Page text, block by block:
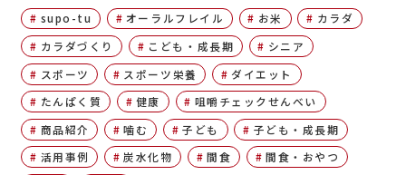
supo-tu オーラルフレイル お米
カラダ
カラダづくり
こども・成長期
シニア
スポーツ
スポーツ栄養
ダイエット
たんぱく質
健康
咀嚼チェックせんべい
商品紹介
噛む 子ども
子ども・成長期
活用事例
炭水化物 間食
間食・おやつ